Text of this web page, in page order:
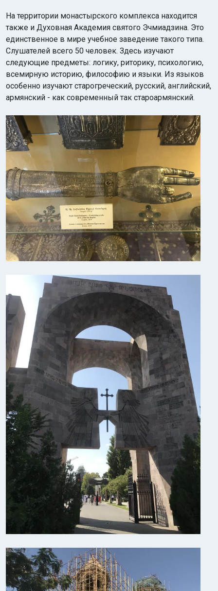
На территории монастырского комплекса находится
также и Духовная Академия святого Эчмиадзина. Это
единственное в мире учебное заведение такого типа.
Слушателей всего 50 человек. Здесь изучают
следующие предметы: логику, риторику, психологию,
всемирную историю, философию и языки. Из языков
особенно изучают старогреческий, русский, английский,
армянский - как современный так староармянский.